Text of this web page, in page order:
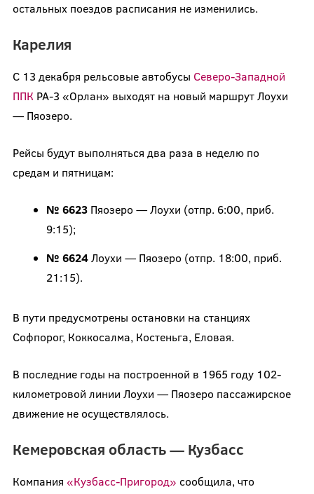
остальных поездов расписания не изменились.
Карелия
С 13 декабря рельсовые автобусы Северо-Западной
ППК РА-3 «Орлан» выходят на новый маршрут Лоухи
— Пяозеро.
Рейсы будут выполняться два раза в неделю по
средам и пятницам:
№ 6623Пяозеро — Лоухи (отпр. 6:00, приб.
9:15);
№ 6624Лоухи — Пяозеро (отпр. 18:00, приб.
21:15).
В пути предусмотрены остановки на станциях
Софпорог, Коккосалма, Костеньга, Еловая.
В последние годы на построенной в 1965 году 102-
километровой линии Лоухи — Пяозеро пассажирское
движение не осуществлялось.
Кемеровская область — Кузбасс
Компания «Кузбасс-Пригород» сообщила, что